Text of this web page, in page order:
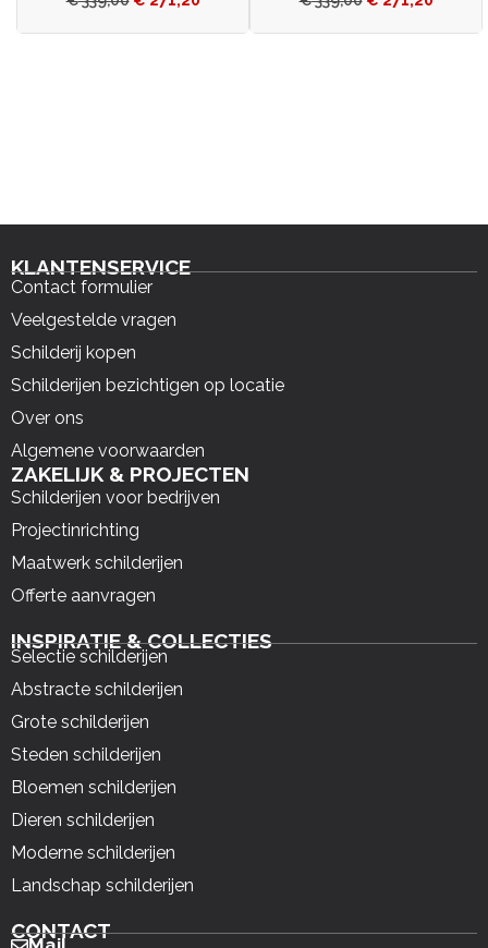
KLANTENSERVICE
Contact formulier
Veelgestelde vragen
Schilderij kopen
Schilderijen bezichtigen op locatie
Over ons
Algemene voorwaarden
ZAKELIJK & PROJECTEN
Schilderijen voor bedrijven
Projectinrichting
Maatwerk schilderijen
Offerte aanvragen
INSPIRATIE & COLLECTIES
Selectie schilderijen
Abstracte schilderijen
Grote schilderijen
Steden schilderijen
Bloemen schilderijen
Dieren schilderijen
Moderne schilderijen
Landschap schilderijen
CONTACT